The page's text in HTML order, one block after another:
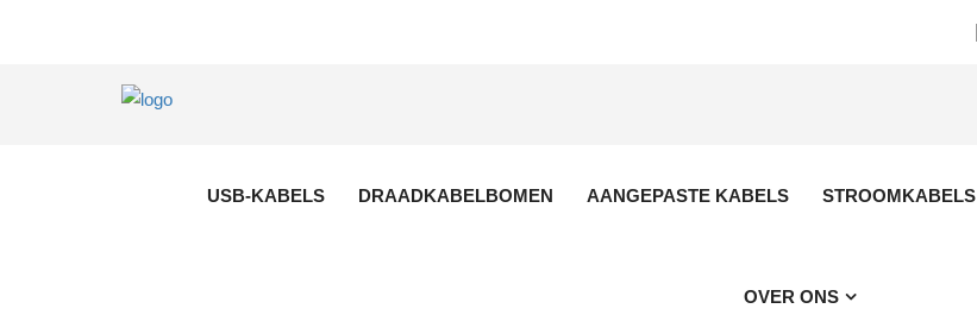
USB-KABELS DRAADKABELBOMEN AANGEPASTE KABELS STROOMKABELS
OVER ONS